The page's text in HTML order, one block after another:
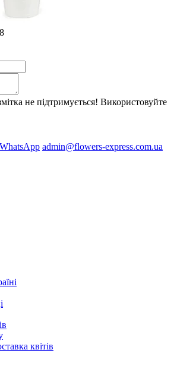
не підтримується! Використовуйте
WhatsApp admin@flowers-express.com.ua
квітів